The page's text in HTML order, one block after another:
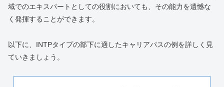
域でのエキスパートとしての役割においても、その能力を遺憾な
く発揮することができます。
以下に、INTPタイプの部下に適したキャリアパスの例を詳しく見
ていきましょう。